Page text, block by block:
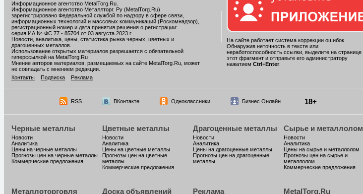
Информационное агентство MetalTorg.Ru
Информационное агентство Металлторг. Ру (MetalTorg.Ru)
зарегистрировано Федеральной службой по надзору в сфере связи,
информационных технологий и массовых коммуникаций (Роскомнадзор),
регистрационный номер и дата принятия решения о регистрации:
серия ИА № ФС 77 - 85704 от 03 августа 2023 г.
Новости, аналитика, цены, статистика рынка черных, цветных и
драгоценных металлов.
Использование открытых материалов разрешается с обязательной
гиперссылкой на MetalTorg.Ru
Мнение авторов материалов, размещаемых на сайте MetalTorg.Ru, может
не совпадать с мнением редакции.
Контакты
Подписка Реклама
На сайте работает система коррекции ошибок.
Обнаружив неточность в тексте или
неработоспособность ссылки, выделите на странице
этот фрагмент и отправьте его администратору
нажатием Ctrl +Enter.
RSS ВКонтакте Одноклассники Бизнес Онлайн 18+
Черные металлы
Новости
Аналитика
Цены на черные металлы
Прогнозы цен на черные металлы
Коммерческие предложения
Цветные металлы
Новости
Аналитика
Цены на цветные металлы
Прогнозы цен на цветные
металлы
Коммерческие предложения
Драгоценные металлы
Новости
Аналитика
Цены на драгоценные металлы
Прогнозы цен на драгоценные
металлы
Сырье и металлолом
Новости
Аналитика
Цены на сырье и металлолом
Прогнозы цен на сырье и
металлолом
Коммерческие предложения
Металлоторговля Доска объявлений Реклама MetalTorg.Ru